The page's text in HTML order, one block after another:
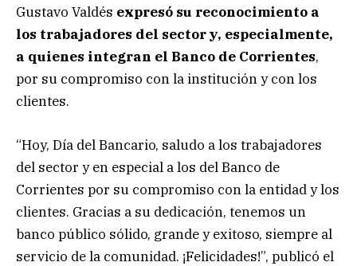
Gustavo Valdés expresó su reconocimiento a
los trabajadores del sector y, especialmente,
a quienes integran el Banco de Corrientes,
por su compromiso con la institución y con los
clientes.
“Hoy, Día del Bancario, saludo a los trabajadores
del sector y en especial a los del Banco de
Corrientes por su compromiso con la entidad y los
clientes. Gracias a su dedicación, tenemos un
banco público sólido, grande y exitoso, siempre al
servicio de la comunidad. ¡Felicidades!”, publicó el